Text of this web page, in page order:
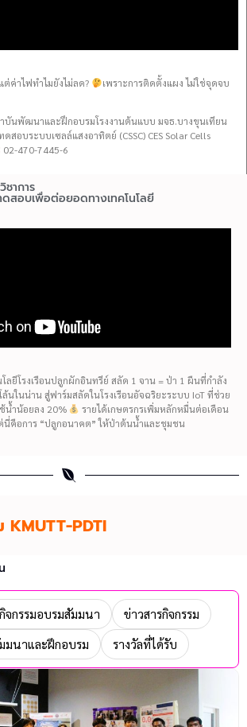
ค่าไฟทำไมยังไม่ลด?
เพราะการติดตั้งแผง ไม่ใช่จุดจบ
บันพัฒนาและฝึกอบรมโรงงานต้นแบบ มจธ.บางขุนเทียน
อบระบบเซลล์แสงอาทิตย์ (CSSC) CES Solar Cells
02-470-7445-6
ชาการ
ดสอบเพื่อต่อยอดทางเทคโนโลยี
ลยีโรงเรือนปลูกผักอินทรีย์ สลัด 1 จาน = ป่า 1 ผืนที่กำลัง
นในน่าน สู่ฟาร์มสลัดในโรงเรือนอัจฉริยะระบบ IoT ที่ช่วย
น้ำน้อยลง 20%
รายได้เกษตรกรเพิ่มหลักหมื่นต่อเดือน
นี่คือการ “ปลูกอนาคต” ให้ป่าต้นน้ำและชุมชน
KMUTT-PDTI
จกรรมอบรมสัมมนา
ข่าวสารกิจกรรม
มนาและฝึกอบรม
รางวัลที่ได้รับ